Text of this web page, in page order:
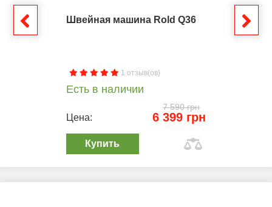
Швейная машина Rold Q36
1 отзыв(ов)
Есть в наличии
7 590 грн
Цена: 6 399 грн
Купить